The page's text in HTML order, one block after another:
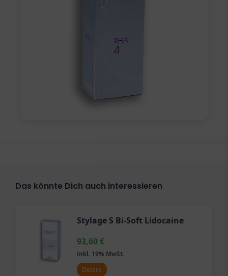
Das könnte Dich auch interessieren
Stylage S Bi-Soft Lidocaine
93,60€
inkl. 19% MwSt.
Details